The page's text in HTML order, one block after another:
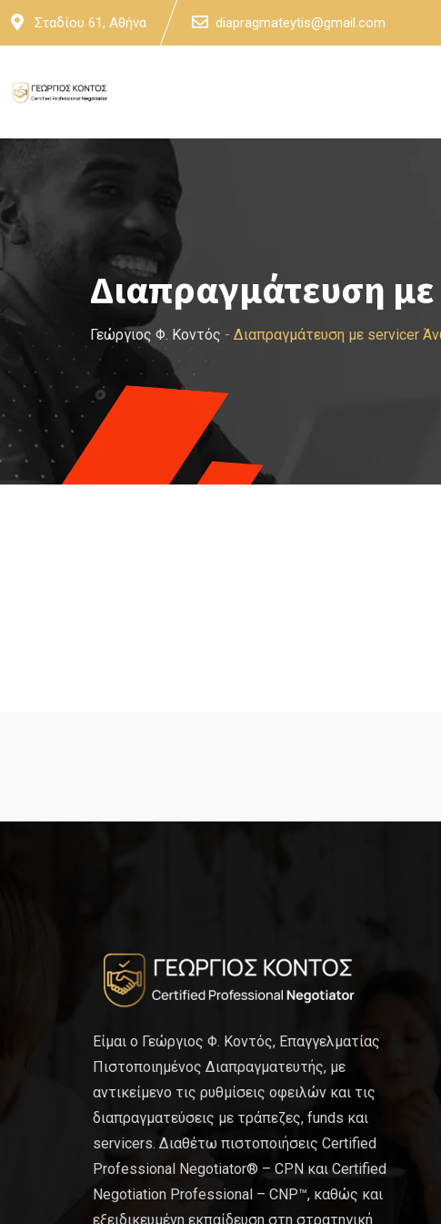
Skip
Σταδίου 61, Αθήνα diapragmateytis@gmail.com
Διαπραγμάτευση
Γεώργιος Φ. Κοντός - Διαπραγμάτευση με servicer
Είμαι ο Γεώργιος Φ. Κοντός, Επαγγελματίας
Πιστοποιημένος Διαπραγματευτής, με
αντικείμενο τις ρυθμίσεις οφειλών και τις
διαπραγματεύσεις με τράπεζες, funds και
servicers. Διαθέτω πιστοποιήσεις Certified
Professional Negotiator® – CPN και Certified
Negotiation Professional – CNP™, καθώς και
εξειδικευμένη εκπαίδευση στη στρατηγική